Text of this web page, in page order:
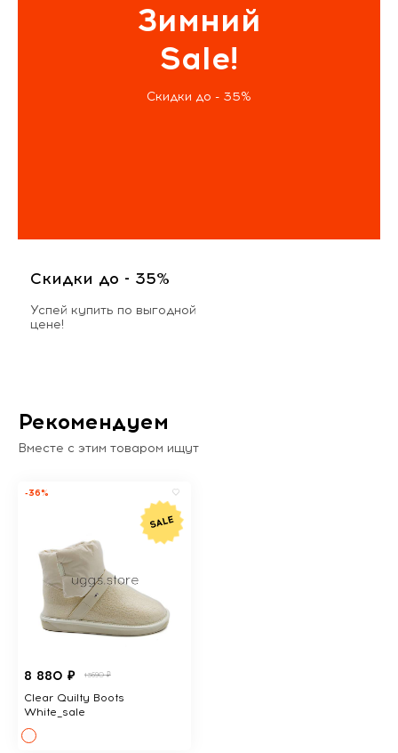
Зимний
Sale!
Скидки до - 35%
Скидки до - 35%
Успей купить по выгодной
цене!
Рекомендуем
Вместе с этим товаром ищут
-36%
8 880 ₽ 13690 ₽
Clear Quilty Boots
White_sale